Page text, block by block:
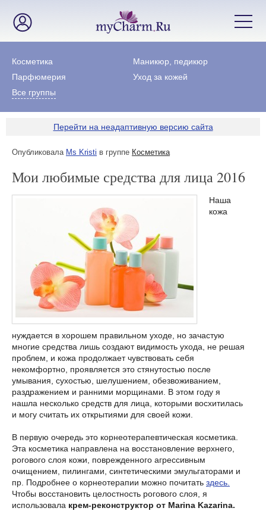
Косметика
Маникюр, педикюр
Парфюмерия
Уход за кожей
Все группы
Перейти на неадаптивную версию сайта
Опубликовала Ms Kristi в группе Косметика
Мои любимые средства для лица 2016
Наша
кожа
нуждается в хорошем правильном уходе, но зачастую
многие средства лишь создают видимость ухода, не решая
проблем, и кожа продолжает чувствовать себя
некомфортно, проявляется это стянутостью после
умывания, сухостью, шелушением, обезвоживанием,
раздражением и ранними морщинами. В этом году я
нашла несколько средств для лица, которыми восхитилась
и могу считать их открытиями для своей кожи.
В первую очередь это корнеотерапевтическая косметика.
Эта косметика направлена на восстановление верхнего,
рогового слоя кожи, поврежденного агрессивным
очищением, пилингами, синтетическими эмульгаторами и
пр. Подробнее о корнеотерапии можно почитать здесь.
Чтобы восстановить целостность рогового слоя, я
использовала крем-реконструктор от Marina Kazarina.